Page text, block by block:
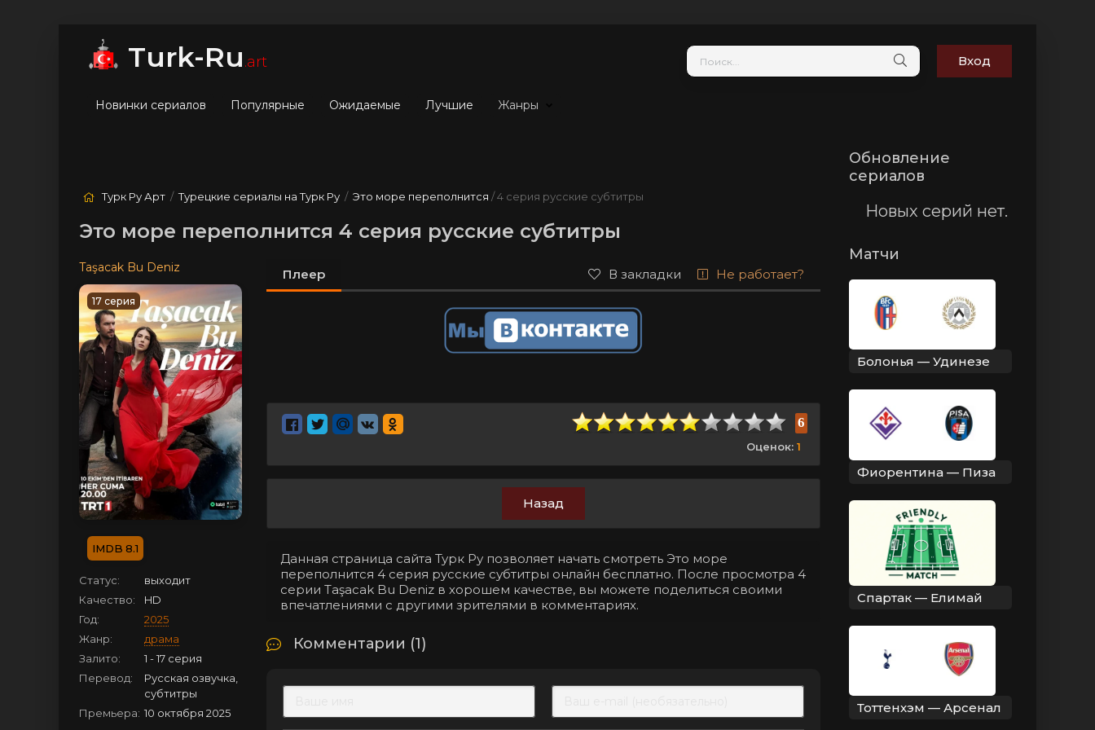
Turk-Ru.art Вход
Новинки сериалов Популярные Ожидаемые Лучшие Жанры
Турк Ру Арт /Турецкие сериалы на Турк Ру / Это море переполнится / 4 серия русские субтитры
Это море переполнится 4 серия русские субтитры
Taşacak Bu Deniz
17 серия
8.1
Статус:
выходит
Качество:
HD
Год:
2025
Жанр:
драма
Залито:
1 - 17 серия
Перевод:
Русская озвучка,
субтитры
Премьера: 10 октября 2025
Плеер В закладки Не работает?
6
Оценок: 1
Назад
Данная страница сайта Турк Ру позволяет начать смотреть Это море
переполнится 4 серия русские субтитры онлайн бесплатно. После просмотра 4
серии Taşacak Bu Deniz в хорошем качестве, вы можете поделиться своими
впечатлениями с другими зрителями в комментариях.
Комментарии (1)
Обновление
сериалов
Новых серий нет.
Матчи
Болонья — Удинезе
Фиорентина — Пиза
Спартак — Елимай
Тоттенхэм — Арсенал